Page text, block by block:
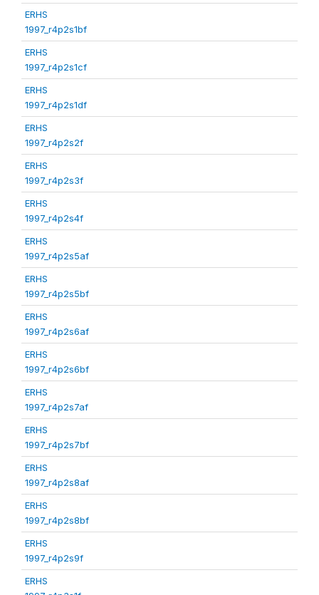
ERHS
1997_r4p2s1bf
ERHS
1997_r4p2s1cf
ERHS
1997_r4p2s1df
ERHS
1997_r4p2s2f
ERHS
1997_r4p2s3f
ERHS
1997_r4p2s4f
ERHS
1997_r4p2s5af
ERHS
1997_r4p2s5bf
ERHS
1997_r4p2s6af
ERHS
1997_r4p2s6bf
ERHS
1997_r4p2s7af
ERHS
1997_r4p2s7bf
ERHS
1997_r4p2s8af
ERHS
1997_r4p2s8bf
ERHS
1997_r4p2s9f
ERHS